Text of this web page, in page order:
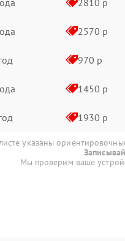
2570 р
970 р
1450 р
1930 р
указаны
Мы проверим ваше